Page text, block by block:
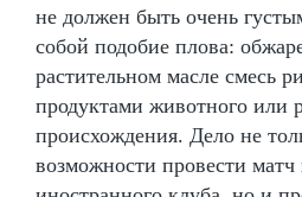
не должен быть очень
собой подобие плова:
растительном масле смесь
продуктами животного или
происхождения. Дело не
возможности провести матч